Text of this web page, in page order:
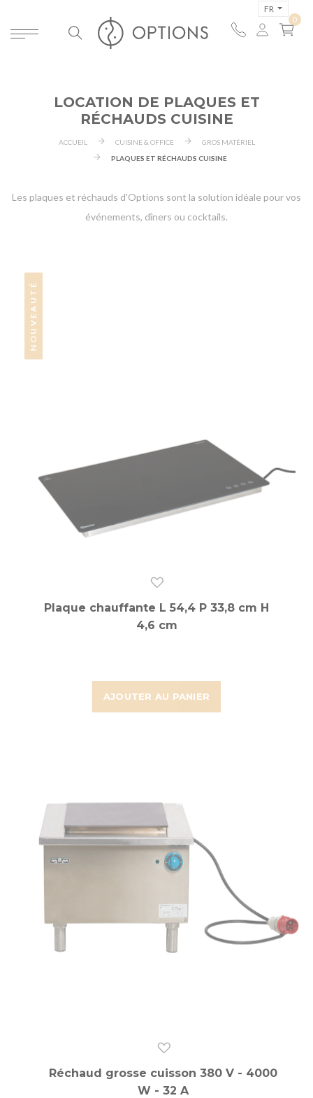
FR
LOCATION DE PLAQUES ET
RÉCHAUDS CUISINE
ACCUEIL CUISINE & OFFICE
GROS MATÉRIEL
PLAQUES ET RÉCHAUDS CUISINE
Les plaques et réchauds d'Options sont la solution idéale pour vos
événements, dîners ou cocktails.
NOUVEAUTÉ
AJOUTER AU PANIER
Plaque chauffante L 54,4 P 33,8 cm H
4,6 cm
Réchaud grosse cuisson 380 V - 4000
W - 32 A